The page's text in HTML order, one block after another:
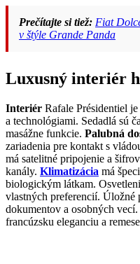
Prečítajte si tiež: Fiat
v štýle Grande Panda
Luxusný interiér
Interiér Rafale Présidentiel
a technológiami. Sedadlá sú
masážne funkcie. Palubná
zariadenia pre kontakt s
má satelitné pripojenie a
kanály. Klimatizácia má
biologickým látkam.
vlastných preferencií. Úložné
dokumentov a osobných
francúzsku eleganciu a